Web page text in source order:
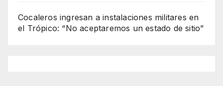
Cocaleros ingresan a instalaciones militares en
el Trópico: “No aceptaremos un estado de sitio”